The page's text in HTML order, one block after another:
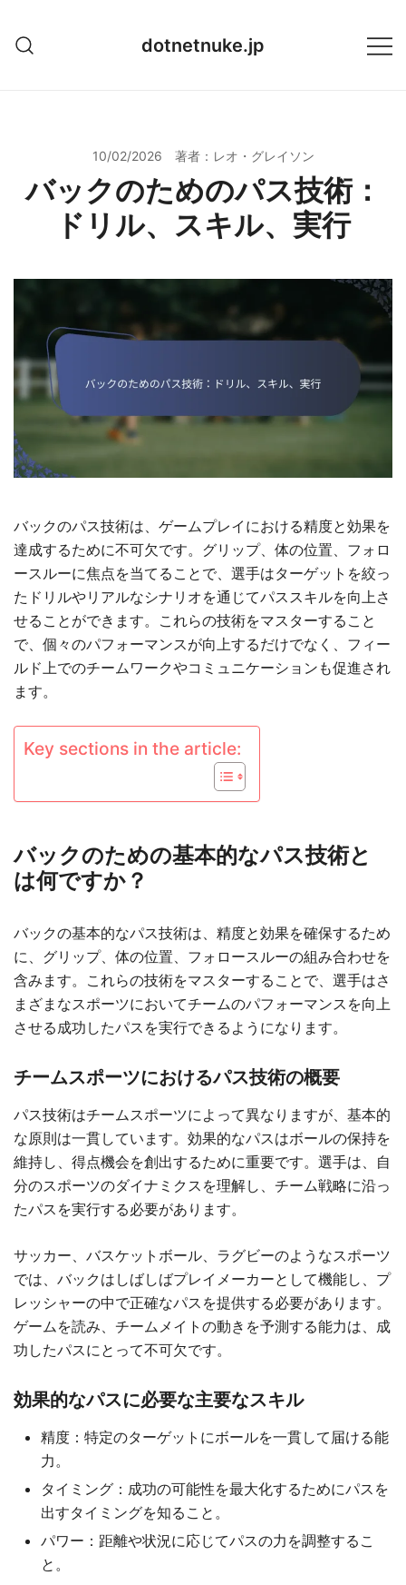
content
dotnetnuke.jp
10/02/2026 著者：レオ・グレイソン
バックのためのパス技術：
ドリル、スキル、実行
バックのパス技術は、ゲームプレイにおける精度と効果を
達成するために不可欠です。グリップ、体の位置、フォロ
ースルーに焦点を当てることで、選手はターゲットを絞っ
たドリルやリアルなシナリオを通じてパススキルを向上さ
せることができます。これらの技術をマスターすること
で、個々のパフォーマンスが向上するだけでなく、フィー
ルド上でのチームワークやコミュニケーションも促進され
ます。
Key sections in the article:
バックのための基本的なパス技術と
は何ですか？
バックの基本的なパス技術は、精度と効果を確保するため
に、グリップ、体の位置、フォロースルーの組み合わせを
含みます。これらの技術をマスターすることで、選手はさ
まざまなスポーツにおいてチームのパフォーマンスを向上
させる成功したパスを実行できるようになります。
チームスポーツにおけるパス技術の概要
パス技術はチームスポーツによって異なりますが、基本的
な原則は一貫しています。効果的なパスはボールの保持を
維持し、得点機会を創出するために重要です。選手は、自
分のスポーツのダイナミクスを理解し、チーム戦略に沿っ
たパスを実行する必要があります。
サッカー、バスケットボール、ラグビーのようなスポーツ
では、バックはしばしばプレイメーカーとして機能し、プ
レッシャーの中で正確なパスを提供する必要があります。
ゲームを読み、チームメイトの動きを予測する能力は、成
功したパスにとって不可欠です。
効果的なパスに必要な主要なスキル
精度：特定のターゲットにボールを一貫して届ける能
力。
タイミング：成功の可能性を最大化するためにパスを
出すタイミングを知ること。
パワー：距離や状況に応じてパスの力を調整するこ
と。